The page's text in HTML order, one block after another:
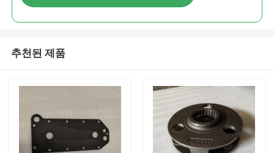
추천된 제품